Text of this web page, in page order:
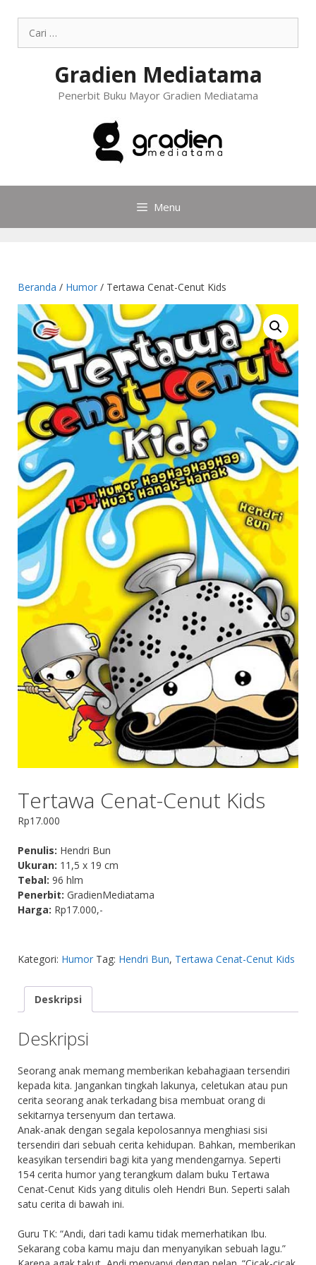
Gradien Mediatama
Penerbit Buku Mayor Gradien Mediatama
Menu
Beranda / Humor / Tertawa Cenat-Cenut Kids
Tertawa Cenat-Cenut Kids
Rp17.000
Penulis: Hendri Bun
Ukuran: 11,5 x 19 cm
Tebal: 96 hlm
Penerbit: GradienMediatama
Harga: Rp17.000,-
Kategori: Humor Tag: Hendri Bun, Tertawa Cenat-Cenut Kids
Deskripsi
Deskripsi
Seorang anak memang memberikan kebahagiaan tersendiri
kepada kita. Jangankan tingkah lakunya, celetukan atau pun
cerita seorang anak terkadang bisa membuat orang di
sekitarnya tersenyum dan tertawa.
Anak-anak dengan segala kepolosannya menghiasi sisi
tersendiri dari sebuah cerita kehidupan. Bahkan, memberikan
keasyikan tersendiri bagi kita yang mendengarnya. Seperti
154 cerita humor yang terangkum dalam buku Tertawa
Cenat-Cenut Kids yang ditulis oleh Hendri Bun. Seperti salah
satu cerita di bawah ini.
Guru TK: “Andi, dari tadi kamu tidak memerhatikan Ibu.
Sekarang coba kamu maju dan menyanyikan sebuah lagu.”